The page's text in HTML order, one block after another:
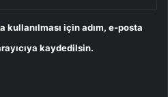
kullanılması için adım, e-posta
kaydedilsin.